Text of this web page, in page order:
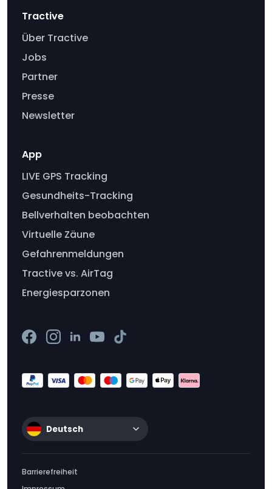
Tractive
Über Tractive
Jobs
Partner
Presse
Newsletter
App
LIVE GPS Tracking
Gesundheits-Tracking
Bellverhalten beobachten
Virtuelle Zäune
Gefahrenmeldungen
Tractive vs. AirTag
Energiesparzonen
Deutsch
Barrierefreiheit